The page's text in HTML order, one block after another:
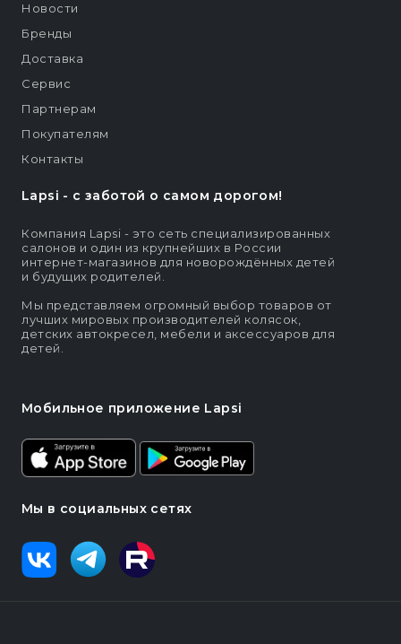
Lapsi - c заботой о самом дорогом!
Компания Lapsi - это сеть специализированных
салонов и один из крупнейших в России
интернет-магазинов для новорождённых детей
и будущих родителей.
Мы представляем огромный выбор товаров от
лучших мировых производителей колясок,
детских автокресел, мебели и аксессуаров для
детей.
Мобильное приложение Lapsi
Мы в социальных сетях
Новости
Бренды
Доставка
Сервис
Партнерам
Покупателям
Контакты